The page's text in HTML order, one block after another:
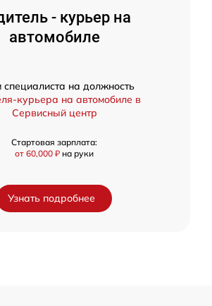
- курьер на
автомобиле
на должность
курьера на автомобиле в
Сервисный центр
Стартовая зарплата:
от 60,000 ₽ на руки
Узнать подробнее